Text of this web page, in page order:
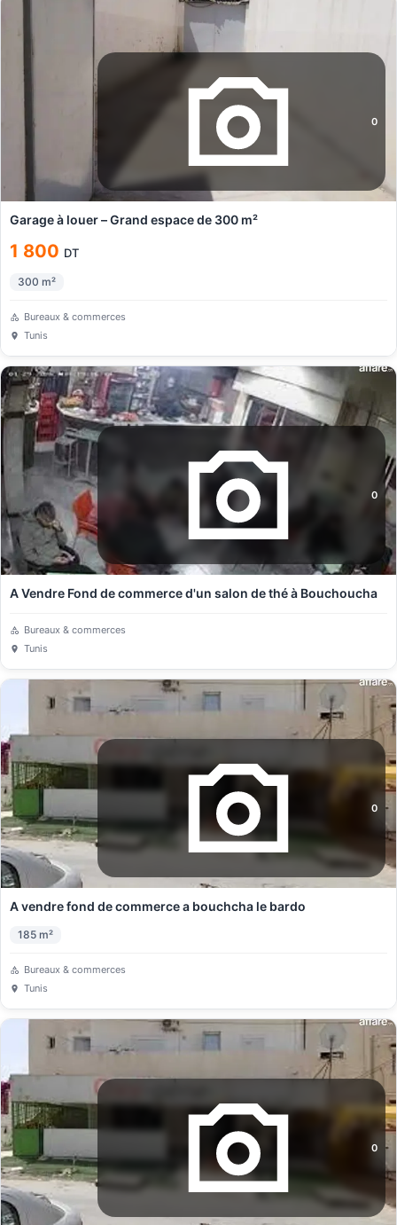
0
Garage à louer – Grand espace de 300 m²
1 800 DT
300 m²
Bureaux & commerces
Tunis
0
A Vendre Fond de commerce d'un salon de thé à Bouchoucha
Bureaux & commerces
Tunis
0
A vendre fond de commerce a bouchcha le bardo
185 m²
Bureaux & commerces
Tunis
0